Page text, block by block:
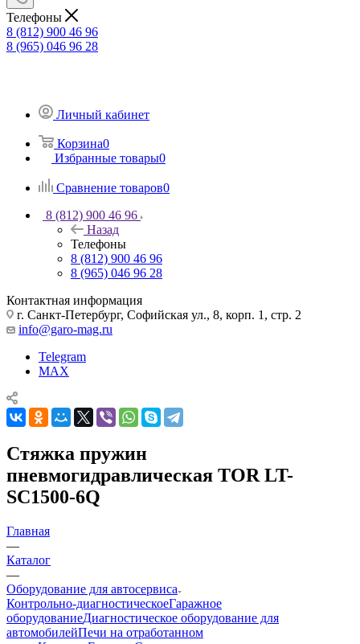
Телефоны
8 (812) 900 46 96
8 (965) 046 96 28
Личный кабинет
Корзина0
Избранные товары0
Сравнение товаров0
8 (812) 900 46 96
Назад
Телефоны
8 (812) 900 46 96
8 (965) 046 96 28
Контактная информация
г. Санкт-Петербург, Софийская ул., 8, корп. 1, стр. 2
info@garo-mag.ru
Telegram
MAX
Стяжка пружин
пневмогидравлическая TOR LT-
SC1500-6Q
Главная
—
Каталог
—
Оборудование для автосервиса
Контрольно-диагностическоеГаражное
оборудованиеДиагностическое оборудование для
автомобилейПечи на отработанном